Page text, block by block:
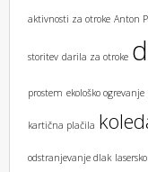
aktivnosti za otroke Anton
storitev darila za otroke
prostem ekološko ogrevanje
kartična plačila
odstranjevanje dlak